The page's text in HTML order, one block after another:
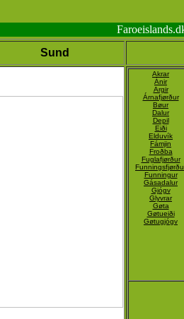
Sund
Akrar
Ánir
Argir
Árnafjørður
Bøur
Dalur
Depil
Eiði
Elduvík
Fámjin
Froðba
Fuglafjørður
Funningur
Gásadalur
Gjógv
Glyvrar
Gøta
Gøtueiði
Gøtugjógv